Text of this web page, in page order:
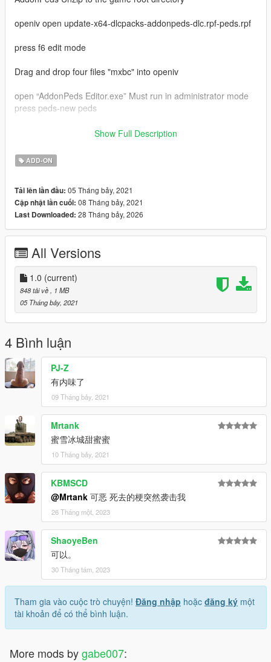
openiv open update-x64-dlcpacks-addonpeds-dlc.rpf-peds.rpf
press f6 edit mode
Drag and drop four files "mxbc" into openiv
open “AddonPeds Editor.exe” Must run in administrator mode
press peds-new peds
model name enter "mxbc"
is streamed is false
last press "add ped"
select "mxbc" press enter
enjoy
My qq group：769408531
my bilibili：https://space.bilibili.com/39282732
Show Full Description
ADD-ON
Tải lên lần đầu: 05 Tháng bảy, 2021
Cập nhật lần cuối: 08 Tháng bảy, 2021
Last Downloaded: 28 Tháng bảy, 2026
All Versions
1.0 (current)
848 tải về
, 1 MB
05 Tháng bảy, 2021
4 Bình luận
PJ-Z
有内味了
09 Tháng bảy, 2021
Mrtank
蜜雪冰城甜蜜蜜
10 Tháng bảy, 2021
KBMSCD
@Mrtank 可恶 死去的梗突然袭击我
26 Tháng một, 2023
ShaoyeBen
可以。
30 Tháng tám, 2023
Tham gia vào cuộc trò chuyện! Đăng nhập hoặc đăng ký một
tài khoản để có thể bình luận.
More mods bygabe007: